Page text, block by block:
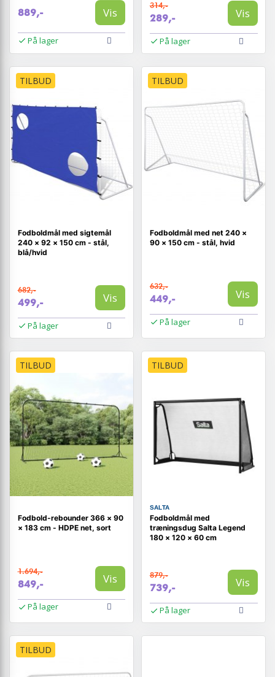
889,- Vis
På lager
314,-
289,- Vis
På lager
TILBUD
Fodboldmål med sigtemål
240 × 92 × 150 cm - stål,
blå/hvid
682,-
499,- Vis
På lager
TILBUD
Fodboldmål med net 240 ×
90 × 150 cm - stål, hvid
632,-
449,- Vis
På lager
TILBUD
Fodbold-rebounder 366 × 90
× 183 cm - HDPE net, sort
1.694,-
849,- Vis
På lager
TILBUD
SALTA
Fodboldmål med
træningsdug Salta Legend
180 × 120 × 60 cm
879,-
739,- Vis
På lager
TILBUD